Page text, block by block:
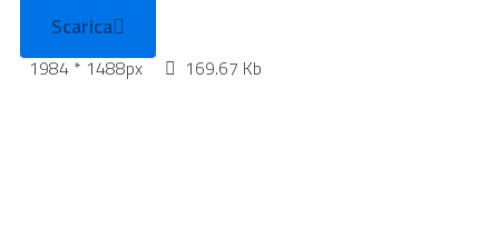
Scarica
1984 * 1488px 169.67 Kb